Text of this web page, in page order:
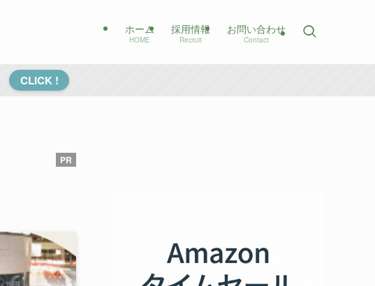
ホーム
HOME
採用情報
Recruit
お問い合わせ
Contact
CLICK !